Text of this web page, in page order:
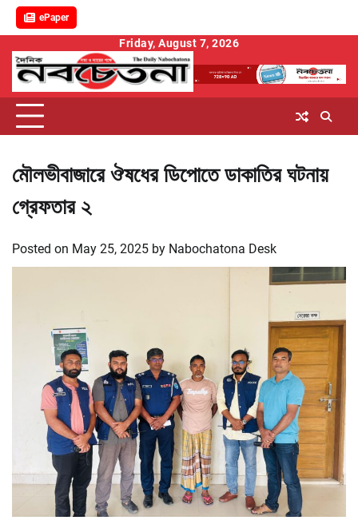
ePaper
content
Friday, August 7, 2026
মৌলভীবাজারে ঔষধের ডিপোতে ডাকাতির ঘটনায়
গ্রেফতার ২
Posted on May 25, 2025 by Nabochatona Desk